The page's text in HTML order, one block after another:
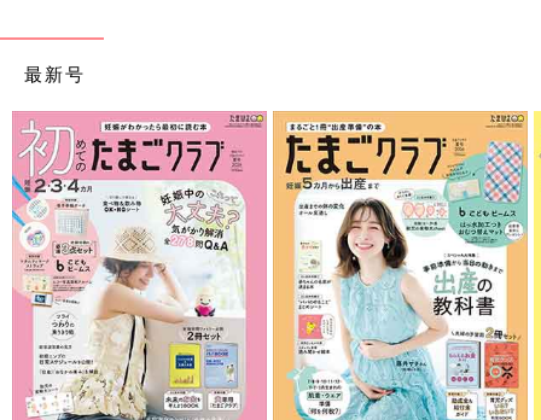
出典：Instagramアカウント「a.you.1522」
最新号